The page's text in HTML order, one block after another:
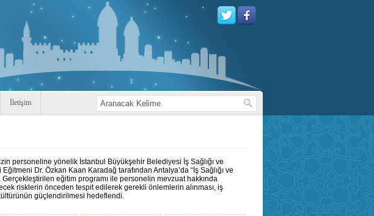
İletişim
personeline yönelik İstanbul Büyükşehir Belediyesi İş Sağlığı ve
Dr. Özkan Kaan Karadağ tarafından Antalya’da “İş Sağlığı ve
eğitim programı ile personelin mevzuat hakkında
risklerin önceden tespit edilerek gerekli önlemlerin alınması, iş
güçlendirilmesi hedeflendi.